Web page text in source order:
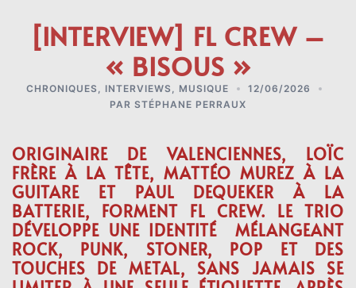
[INTERVIEW] FL CREW –
« BISOUS »
CHRONIQUES INTERVIEWS MUSIQUE
12/06/2026
PAR STÉPHANE PERRAUX
ORIGINAIRE DE VALENCIENNES, LOÏC
FRÈRE À LA TÊTE, MATTÉO MUREZ À LA
GUITARE ET PAUL DEQUEKER À LA
BATTERIE, FORMENT FL CREW. LE TRIO
DÉVELOPPE UNE IDENTITÉ MÉLANGEANT
ROCK, PUNK, STONER, POP ET DES
TOUCHES DE METAL, SANS JAMAIS SE